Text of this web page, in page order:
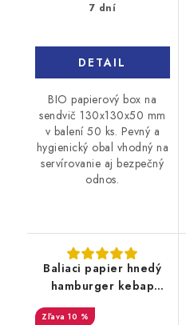
7 dní
DETAIL
BIO papierový box na
sendvič 130x130x50 mm
v balení 50 ks. Pevný a
hygienický obal vhodný na
servírovanie aj bezpečný
odnos.
Baliaci papier hnedý
hamburger kebap
10 %